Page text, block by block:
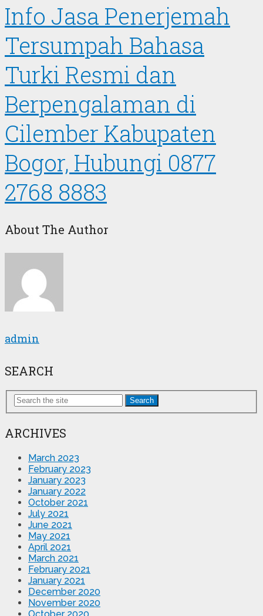
Info Jasa Penerjemah
Tersumpah Bahasa
Turki Resmi dan
Berpengalaman di
Cilember Kabupaten
Bogor, Hubungi 0877
2768 8883
About The Author
admin
SEARCH
Search
ARCHIVES
March 2023
February 2023
January 2023
January 2022
October 2021
July 2021
June 2021
May 2021
April 2021
March 2021
February 2021
January 2021
December 2020
November 2020